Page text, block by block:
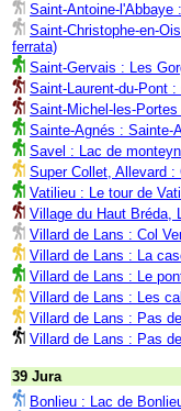
Saint-Antoine-l'Abbaye
Saint-Christophe-en-
ferrata)
Saint-Gervais : Les
Saint-Laurent-du-Pont
Saint-Michel-les-Portes
Sainte-Agnés : Sainte-
Savel : Lac de
Super Collet, Allevard :
Vatilieu : Le tour de
Village du Haut Bréda,
Villard de Lans : Col
Villard de Lans : La
Villard de Lans : Le
Villard de Lans : Les
Villard de Lans : Pas
Villard de Lans : Pas
39 Jura
Bonlieu : Lac de